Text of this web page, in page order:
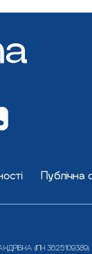
Публічна
(ІПН 3625109389)